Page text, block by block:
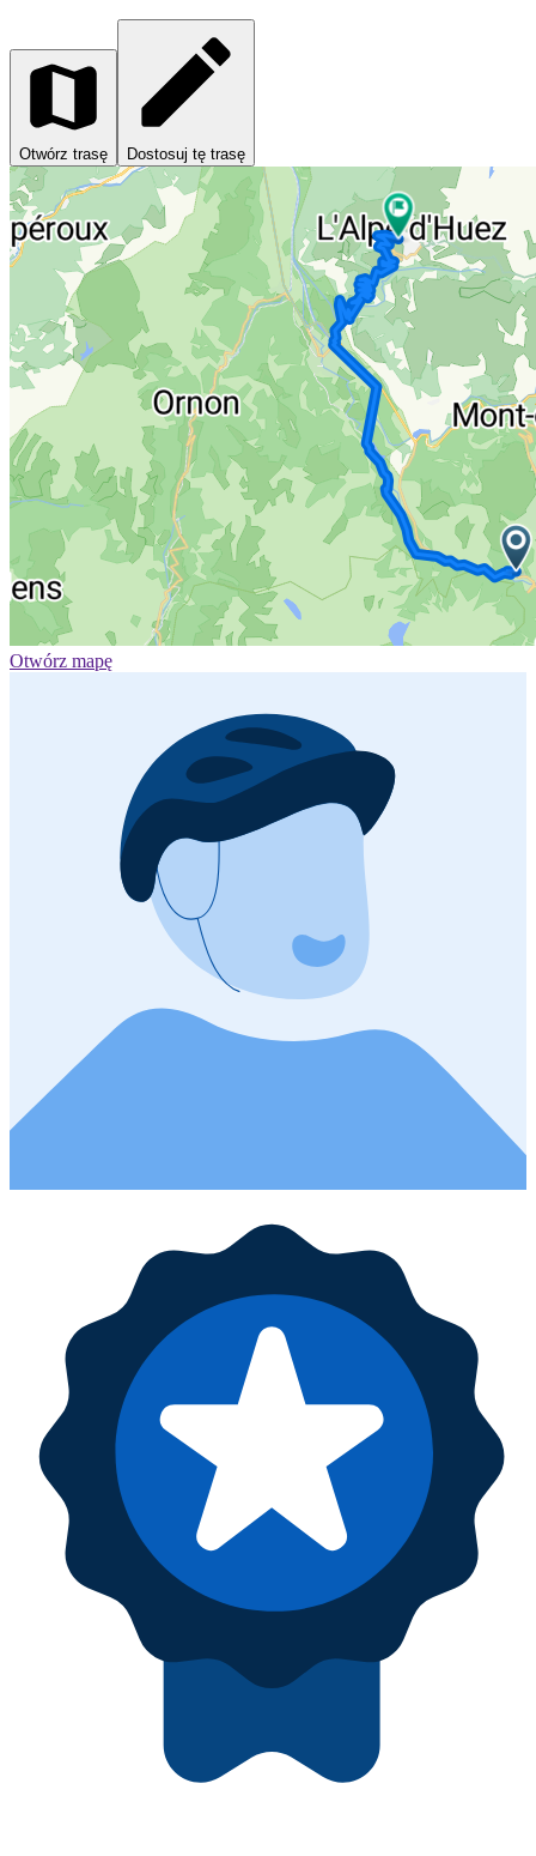
Otwórz trasę Dostosuj tę trasę
Otwórz mapę